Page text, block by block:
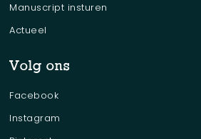
Manuscript insturen
Actueel
Volg ons
Facebook
Instagram